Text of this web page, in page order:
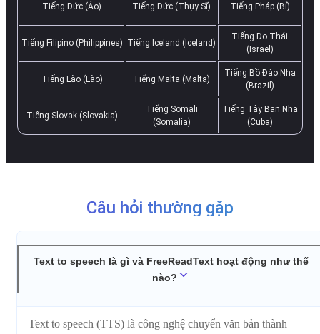
Tiếng Đức (Áo) Tiếng Đức (Thụy Sĩ) Tiếng Pháp (Bỉ)
Tiếng Filipino (Philippines) Tiếng Iceland (Iceland)
Tiếng Do Thái
(Israel)
Tiếng Lào (Lào) Tiếng Malta (Malta)
Tiếng Bồ Đào Nha
(Brazil)
Tiếng Slovak (Slovakia)
Tiếng Somali
(Somalia)
Tiếng Tây Ban Nha
(Cuba)
Câu hỏi thường gặp
Text to speech là gì và FreeReadText hoạt động như thế
nào?
Text to speech (TTS) là công nghệ chuyển văn bản thành